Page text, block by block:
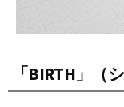
「BIRTH」